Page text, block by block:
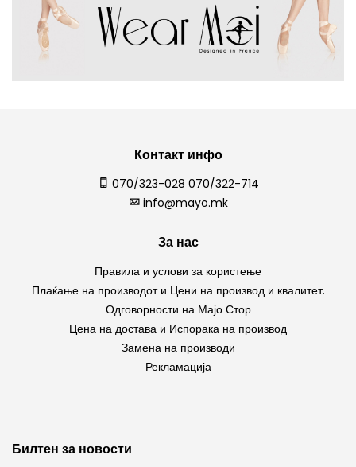
Контакт инфо
070/323-028 070/322-714
info@mayo.mk
За нас
Правила и услови за користење
Плаќање на производот и Цени на производ и квалитет.
Одговорности на Мајо Стор
Цена на достава и Испорака на производ
Замена на производи
Рекламација
Билтен за новости